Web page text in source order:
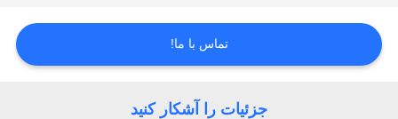
تماس
بگیرید
تماس با ما!
جزئیات را آشکار کنید